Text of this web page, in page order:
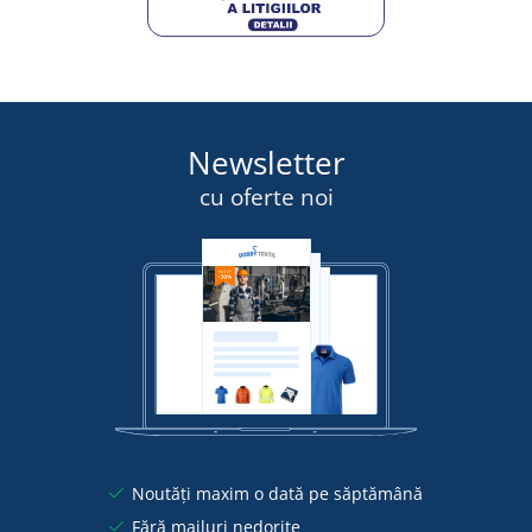
Newsletter
cu oferte noi
Noutăți maxim o dată pe săptămână
Fără mailuri nedorite